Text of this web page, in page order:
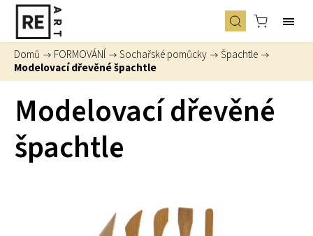
Domů / FORMOVÁNÍ / Sochařské pomůcky / Špachtle /
Modelovací dřevěné špachtle
Modelovací dřevěné
špachtle